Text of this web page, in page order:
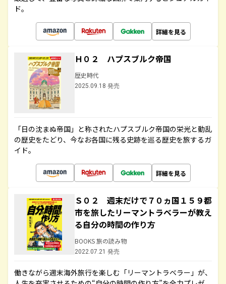
ド。
詳細を見る
Ｈ０２ ハプスブルク帝国
歴史時代
2025.09.18 発売
「日の沈まぬ帝国」と称されたハプスブルク帝国の栄光と動乱
の歴史をたどり、今なお各国に残る史跡を巡る歴史を旅するガ
イド。
詳細を見る
Ｓ０２ 週末だけで７０ヵ国１５９都
市を旅したリーマントラベラーが教え
る自分の時間の作り方
BOOKS 旅の読み物
2022.07.21 発売
働きながら週末海外旅行を楽しむ「リーマントラベラー」が、